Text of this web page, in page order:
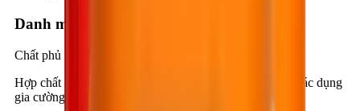
Danh mục
Chất phủ nền sàn
Hợp chất Lithium Silicate hoạt tính, một thành phần, có tác dụng
gia cường độ cứng bề mặt bê tông.